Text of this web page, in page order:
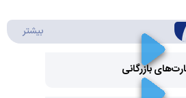
بیشتر
بازرگانی